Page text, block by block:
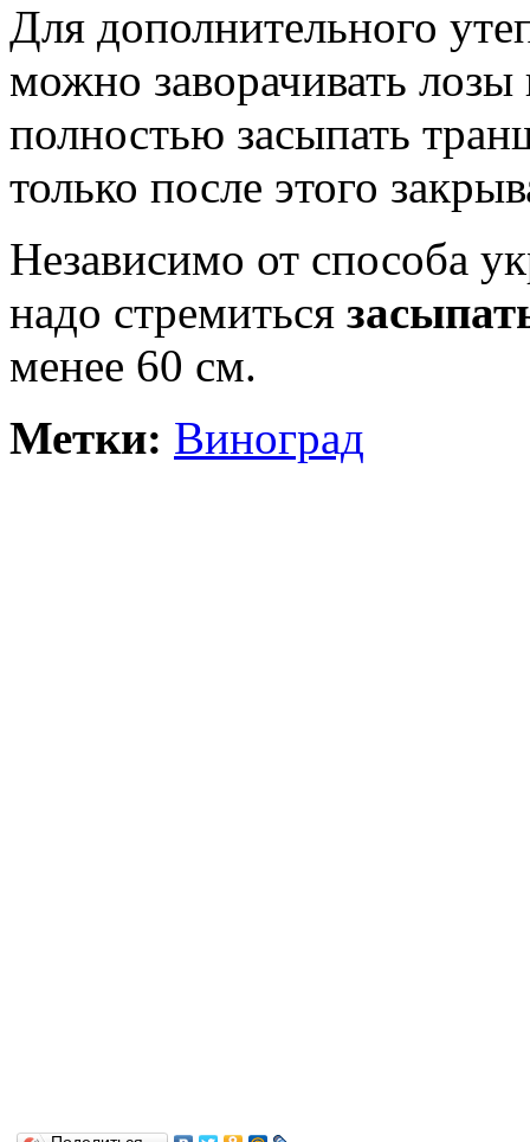
Для дополнительного
можно заворачивать
полностью засыпать
только после этого
Независимо от способа
надо стремиться
менее 60 см.
Метки: Виноград